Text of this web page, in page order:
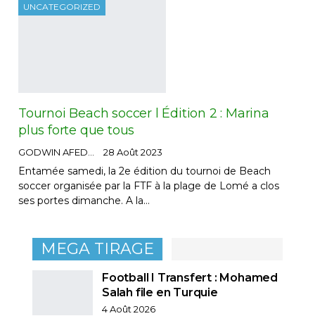
UNCATEGORIZED
Tournoi Beach soccer l Édition 2 : Marina
plus forte que tous
28 Août 2023
Entamée samedi, la 2e édition du tournoi de Beach
soccer organisée par la FTF à la plage de Lomé a clos
ses portes dimanche. A la…
MEGA TIRAGE
Football I Transfert : Mohamed
Salah file en Turquie
4 Août 2026